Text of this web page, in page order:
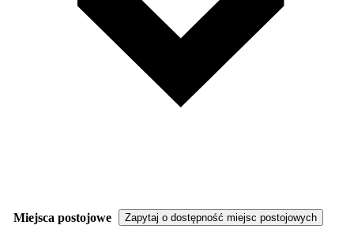
Miejsca postojowe Zapytaj o dostępność miejsc postojowych